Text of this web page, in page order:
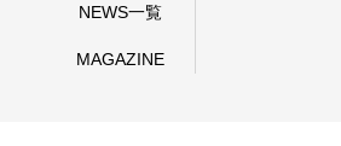
NEWS一覧
MAGAZINE